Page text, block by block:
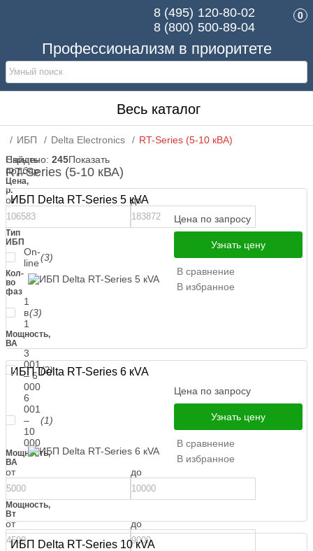
Профессионализм в приоритете
8 (495) 120-80-02
8 (800) 500-89-04
0
Весь каталог
ИБП Delta Electronics
RT-Series (5-10 кВА)
Скрыть
подбор
Цена,
р.
от до
Тип
ИБП
On-
line(3)
Кол-
во
фаз
1
в
1
(3)
Мощность,
ВА
3
001
– 6
000
(2)
6
001
–
10
000
(1)
Мощность,
ВА
от до
Мощность,
Вт
от до
Найдено: 245Показать
RT-Series (5-10 кВА)
ИБП Delta RT-Series 5 кVA
Цена по запросу
Узнать цену
В сравнение
В избранное
ИБП Delta RT-Series 6 кVA
Цена по запросу
Узнать цену
В сравнение
В избранное
ИБП Delta RT-Series 10 кVA